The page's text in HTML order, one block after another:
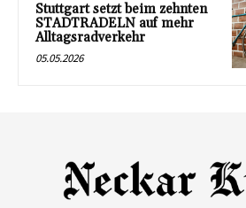
Stuttgart setzt beim zehnten
STADTRADELN auf mehr
Alltagsradverkehr
05.05.2026